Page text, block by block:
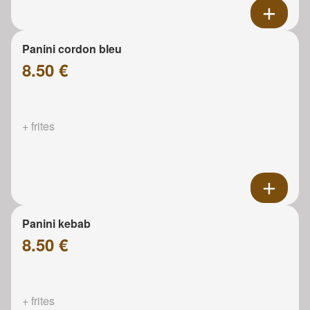
Panini cordon bleu
8.50 €
+ frites
Panini kebab
8.50 €
+ frites